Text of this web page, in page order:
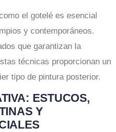
el gotelé es esencial
y contemporáneos.
que garantizan la
técnicas proporcionan un
tipo de pintura posterior.
ESTUCOS,
Y